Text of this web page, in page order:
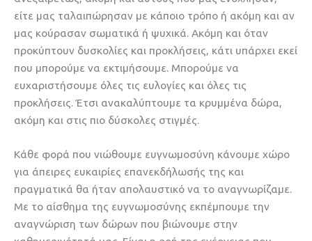
είτε μας ταλαιπώρησαν με κάποιο τρόπο ή ακόμη και αν
μας κούρασαν σωματικά ή ψυχικά. Ακόμη και όταν
προκύπτουν δυσκολίες και προκλήσεις, κάτι υπάρχει εκεί
που μπορούμε να εκτιμήσουμε. Μπορούμε να
ευχαριστήσουμε όλες τις ευλογίες και όλες τις
προκλήσεις. Έτσι ανακαλύπτουμε τα κρυμμένα δώρα,
ακόμη και στις πιο δύσκολες στιγμές.
Κάθε φορά που νιώθουμε ευγνωμοσύνη κάνουμε χώρο
για άπειρες ευκαιρίες επανεκδήλωσής της και
πραγματικά θα ήταν απολαυστικό να το αναγνωρίζαμε.
Με το αίσθημα της ευγνωμοσύνης εκπέμπουμε την
αναγνώριση των δώρων που βιώνουμε στην